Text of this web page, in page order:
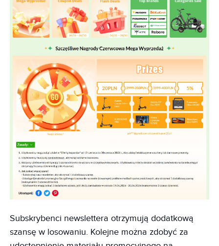
Subskrybenci newslettera otrzymują dodatkową
szansę w losowaniu. Kolejne można zdobyć za